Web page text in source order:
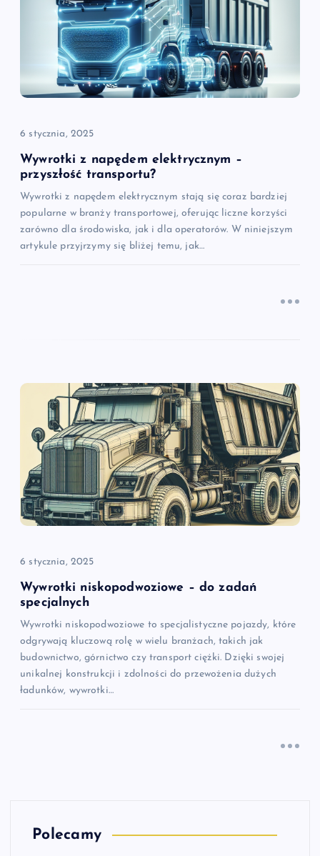
p
s
u
6 stycznia, 2025
Wywrotki z napędem elektrycznym –
przyszłość transportu?
Wywrotki z napędem elektrycznym stają się coraz bardziej
popularne w branży transportowej, oferując liczne korzyści
zarówno dla środowiska, jak i dla operatorów. W niniejszym
artykule przyjrzymy się bliżej temu, jak…
6 stycznia, 2025
Wywrotki niskopodwoziowe – do zadań
specjalnych
Wywrotki niskopodwoziowe to specjalistyczne pojazdy, które
odgrywają kluczową rolę w wielu branżach, takich jak
budownictwo, górnictwo czy transport ciężki. Dzięki swojej
unikalnej konstrukcji i zdolności do przewożenia dużych
ładunków, wywrotki…
Polecamy